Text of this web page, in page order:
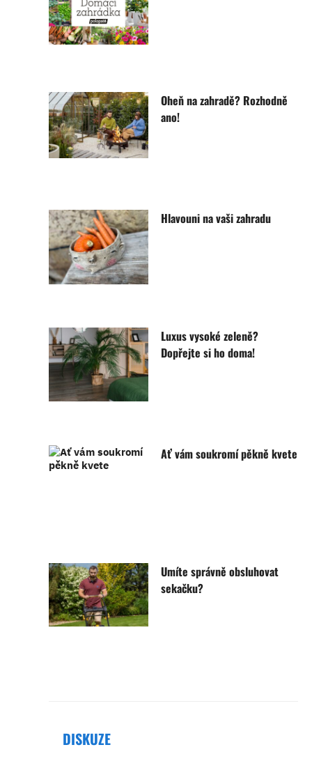
Oheň na zahradě? Rozhodně
ano!
Hlavouni na vaši zahradu
Luxus vysoké zeleně?
Dopřejte si ho doma!
Ať vám soukromí pěkně kvete
Umíte správně obsluhovat
sekačku?
DISKUZE